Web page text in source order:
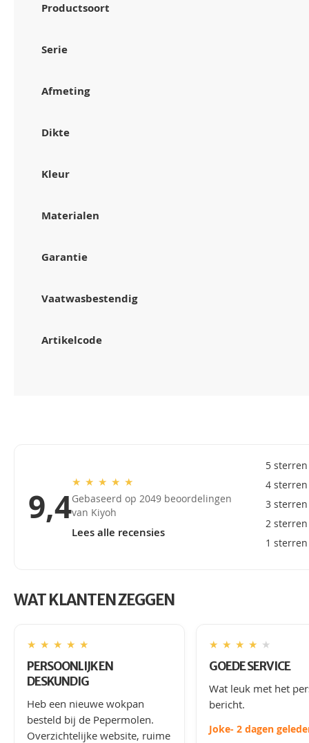
Productsoort
Serie
Afmeting
Dikte
Kleur
Materialen
Garantie
Vaatwasbestendig
Artikelcode
9,4
★ ★ ★ ★ ★
Gebaseerd op 2049 beoordelingen
van Kiyoh
Lees alle recensies
5 sterren
4 sterren
3 sterren
2 sterren
1 sterren
WAT KLANTEN ZEGGEN
★ ★ ★ ★ ★
PERSOONLIJK EN
DESKUNDIG
Heb een nieuwe wokpan
besteld bij de Pepermolen.
Overzichtelijke website, ruime
★ ★ ★ ★ ★
GOEDE SERVICE
Wat leuk met het
bericht.
Joke- 2 dagen